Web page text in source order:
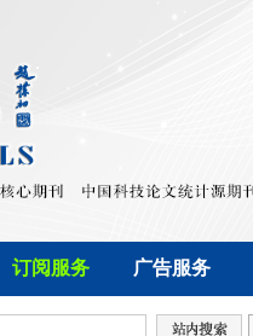
订阅服务 广告服务